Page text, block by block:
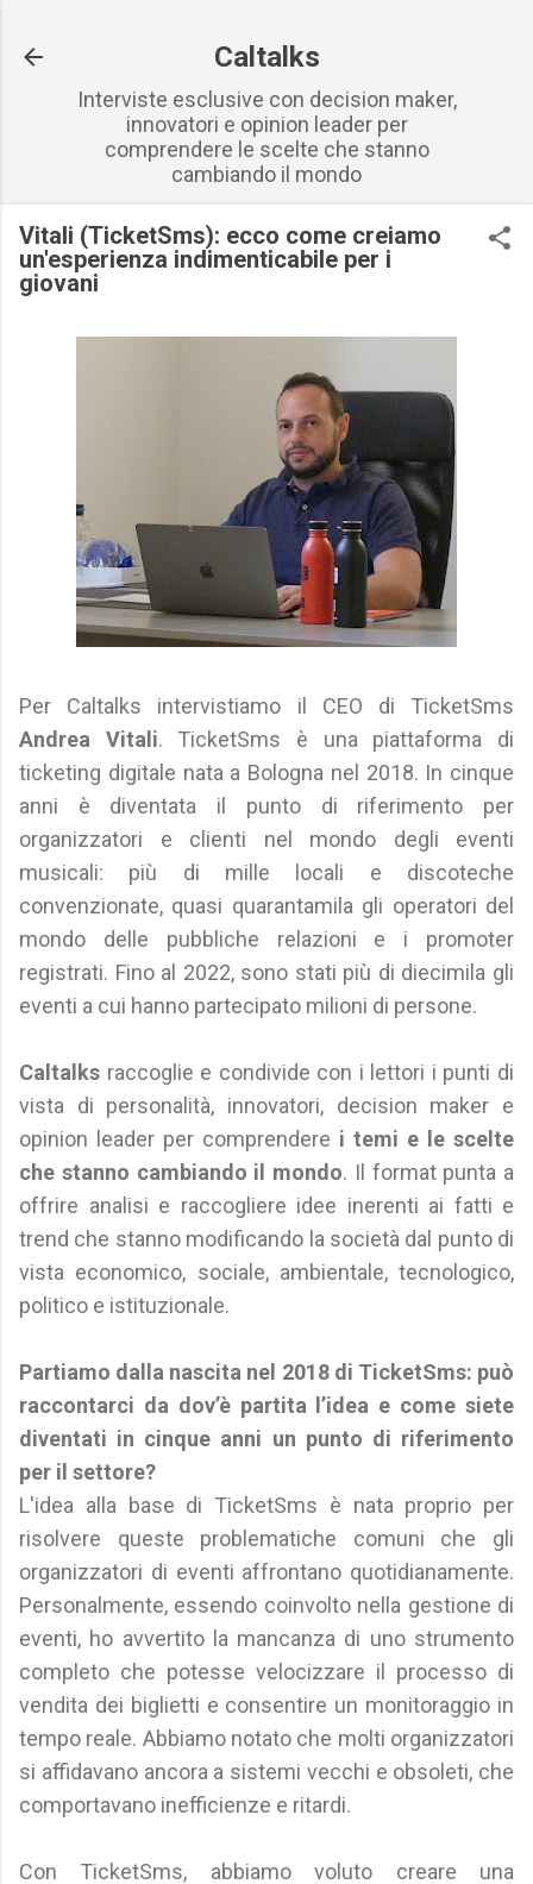
Caltalks
Interviste esclusive con decision maker,
innovatori e opinion leader per
comprendere le scelte che stanno
cambiando il mondo
Vitali (TicketSms): ecco come creiamo
un'esperienza indimenticabile per i
giovani
Per Caltalks intervistiamo il CEO di TicketSms
Andrea Vitali. TicketSms è una piattaforma di
ticketing digitale nata a Bologna nel 2018. In cinque
anni è diventata il punto di riferimento per
organizzatori e clienti nel mondo degli eventi
musicali: più di mille locali e discoteche
convenzionate, quasi quarantamila gli operatori del
mondo delle pubbliche relazioni e i promoter
registrati. Fino al 2022, sono stati più di diecimila gli
eventi a cui hanno partecipato milioni di persone.
Caltalks raccoglie e condivide con i lettori i punti di
vista di personalità, innovatori, decision maker e
opinion leader per comprendere i temi e le scelte
che stanno cambiando il mondo. Il format punta a
offrire analisi e raccogliere idee inerenti ai fatti e
trend che stanno modificando la società dal punto di
vista economico, sociale, ambientale, tecnologico,
politico e istituzionale.
Partiamo dalla nascita nel 2018 di TicketSms: può
raccontarci da dov’è partita l’idea e come siete
diventati in cinque anni un punto di riferimento
per il settore?
L'idea alla base di TicketSms è nata proprio per
risolvere queste problematiche comuni che gli
organizzatori di eventi affrontano quotidianamente.
Personalmente, essendo coinvolto nella gestione di
eventi, ho avvertito la mancanza di uno strumento
completo che potesse velocizzare il processo di
vendita dei biglietti e consentire un monitoraggio in
tempo reale. Abbiamo notato che molti organizzatori
si affidavano ancora a sistemi vecchi e obsoleti, che
comportavano inefficienze e ritardi.
Con TicketSms, abbiamo voluto creare una